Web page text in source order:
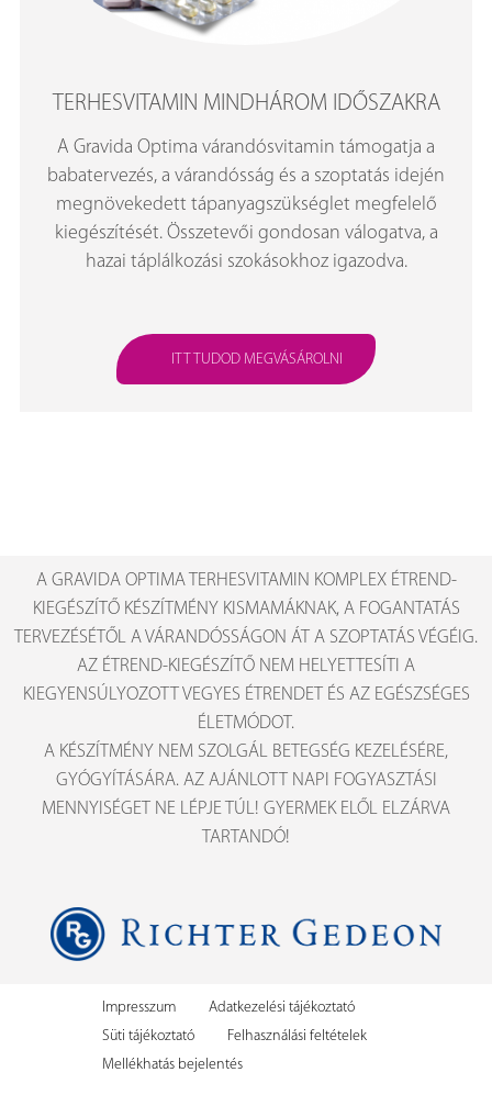
TERHESVITAMIN MINDHÁROM IDŐSZAKRA
A Gravida Optima várandósvitamin támogatja a
babatervezés, a várandósság és a szoptatás idején
megnövekedett tápanyagszükséglet megfelelő
kiegészítését. Összetevői gondosan válogatva, a
hazai táplálkozási szokásokhoz igazodva.
ITT TUDOD MEGVÁSÁROLNI
A GRAVIDA OPTIMA TERHESVITAMIN KOMPLEX ÉTREND-
KIEGÉSZÍTŐ KÉSZÍTMÉNY KISMAMÁKNAK, A FOGANTATÁS
TERVEZÉSÉTŐL A VÁRANDÓSSÁGON ÁT A SZOPTATÁS VÉGÉIG.
AZ ÉTREND-KIEGÉSZÍTŐ NEM HELYETTESÍTI A
KIEGYENSÚLYOZOTT VEGYES ÉTRENDET ÉS AZ EGÉSZSÉGES
ÉLETMÓDOT.
A KÉSZÍTMÉNY NEM SZOLGÁL BETEGSÉG KEZELÉSÉRE,
GYÓGYÍTÁSÁRA. AZ AJÁNLOTT NAPI FOGYASZTÁSI
MENNYISÉGET NE LÉPJE TÚL! GYERMEK ELŐL ELZÁRVA
TARTANDÓ!
Impresszum
Adatkezelési tájékoztató
Süti tájékoztató
Felhasználási feltételek
Mellékhatás bejelentés